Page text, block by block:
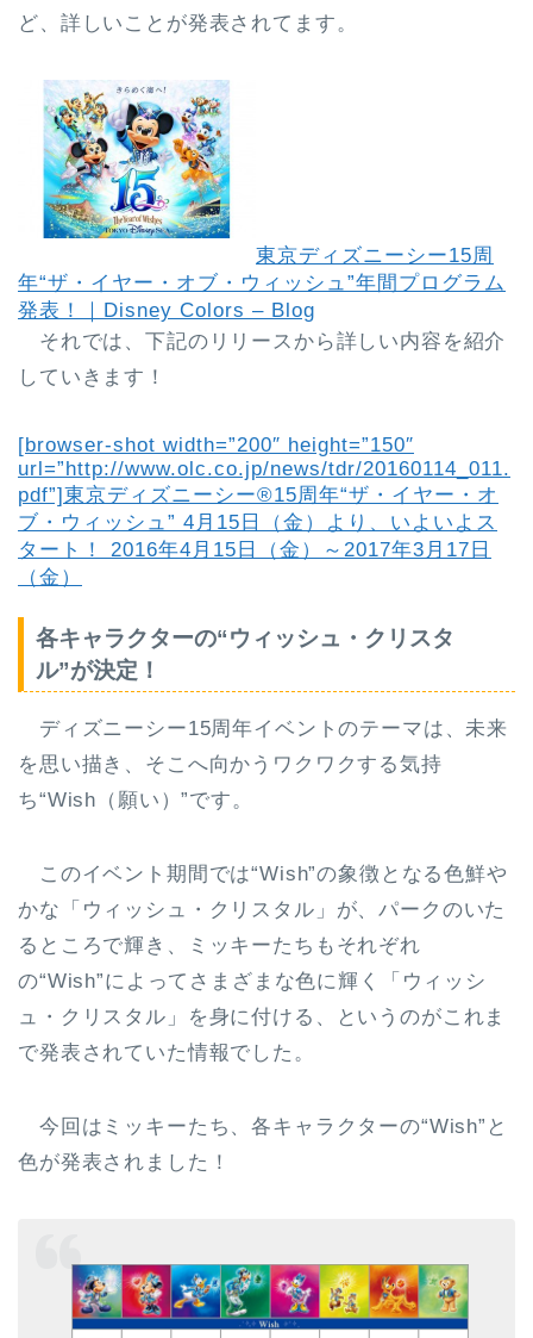
ど、詳しいことが発表されてます。
東京ディズニーシー15周
年“ザ・イヤー・オブ・ウィッシュ”年間プログラム
発表！｜Disney Colors – Blog
それでは、下記のリリースから詳しい内容を紹介
していきます！
[browser-shot width=”200″ height=”150″
url=”http://www.olc.co.jp/news/tdr/20160114_011.
pdf”]東京ディズニーシー®15周年“ザ・イヤー・オ
ブ・ウィッシュ” 4月15日（金）より、いよいよス
タート！ 2016年4月15日（金）～2017年3月17日
（金）
各キャラクターの“ウィッシュ・クリスタ
ル”が決定！
ディズニーシー15周年イベントのテーマは、未来
を思い描き、そこへ向かうワクワクする気持
ち“Wish（願い）”です。
このイベント期間では“Wish”の象徴となる色鮮や
かな「ウィッシュ・クリスタル」が、パークのいた
るところで輝き、ミッキーたちもそれぞれ
の“Wish”によってさまざまな色に輝く「ウィッシ
ュ・クリスタル」を身に付ける、というのがこれま
で発表されていた情報でした。
今回はミッキーたち、各キャラクターの“Wish”と
色が発表されました！